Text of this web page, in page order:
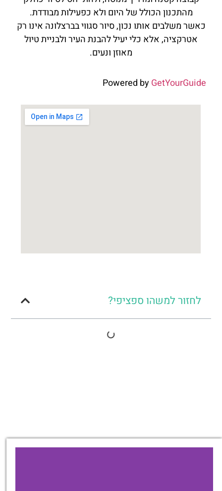
מהתכנון הכולל של היום ולא כפעילות מבודדת.
כאשר משלבים אותו נכון, סיור סגווי בברצלונה אינו רק
אטרקציה, אלא כלי יעיל להבנת העיר ולבניית טיול
מאוזן ונעים.
Powered byGetYourGuide
לחזור למשהו ספציפי?